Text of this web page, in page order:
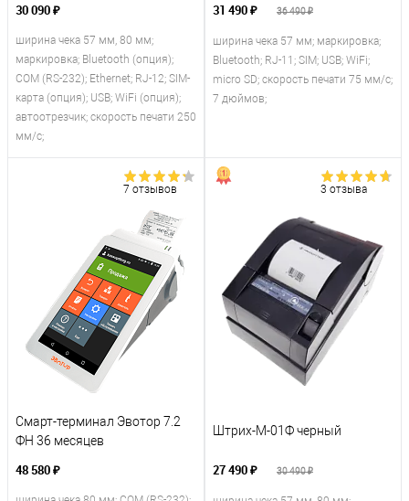
30 090 ₽
ширина чека 57 мм, 80 мм;
маркировка; Bluetooth (опция);
COM (RS-232); Ethernet; RJ-12; SIM-
карта (опция); USB; WiFi (опция);
автоотрезчик; скорость печати 250
мм/с;
31 490 ₽ 36 490 ₽
ширина чека 57 мм; маркировка;
Bluetooth; RJ-11; SIM; USB; WiFi;
micro SD; скорость печати 75 мм/с;
7 дюймов;
7 отзывов
Смарт-терминал Эвотор 7.2
ФН 36 месяцев
48 580 ₽
3 отзыва
Штрих-М-01Ф черный
27 490 ₽ 30 490 ₽